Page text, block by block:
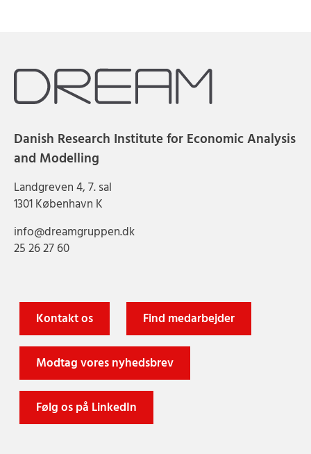
Danish Research Institute for Economic Analysis
and Modelling
Landgreven 4, 7. sal
1301 København K
info@dreamgruppen.dk
25 26 27 60
Kontakt os Find medarbejder
Modtag vores nyhedsbrev
Følg os på LinkedIn